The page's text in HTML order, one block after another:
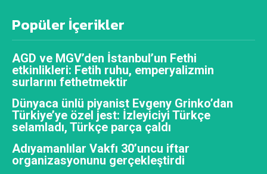
Popüler İçerikler
AGD ve MGV’den İstanbul’un Fethi
etkinlikleri: Fetih ruhu, emperyalizmin
surlarını fethetmektir
Dünyaca ünlü piyanist Evgeny Grinko’dan
Türkiye’ye özel jest: İzleyiciyi Türkçe
selamladı, Türkçe parça çaldı
Adıyamanlılar Vakfı 30’uncu iftar
organizasyonunu gerçekleştirdi